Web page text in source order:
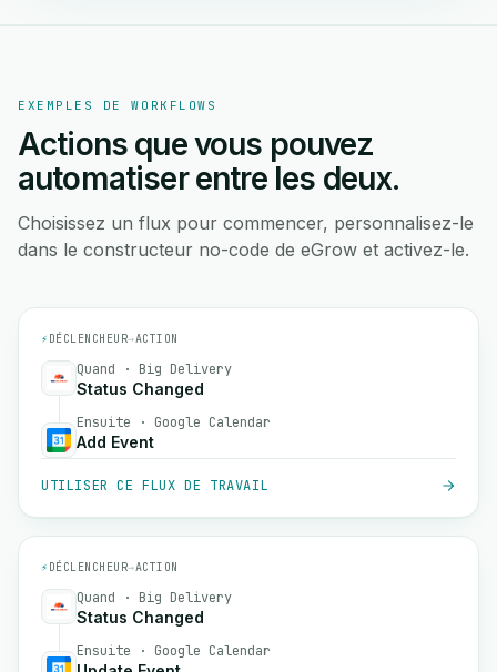
EXEMPLES DE WORKFLOWS
Actions que vous pouvez
automatiser entre les deux.
Choisissez un flux pour commencer, personnalisez-le
dans le constructeur no-code de eGrow et activez-le.
⚡ DÉCLENCHEUR→ACTION
Quand · Big Delivery
Status Changed
Ensuite · Google Calendar
Add Event
UTILISER CE FLUX DE TRAVAIL
⚡ DÉCLENCHEUR→ACTION
Quand · Big Delivery
Status Changed
Ensuite · Google Calendar